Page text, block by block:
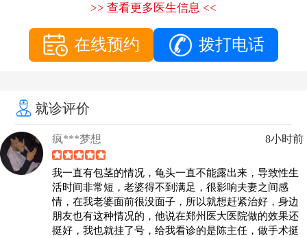
>> 查看更多医生信息 <<
在线预约 拨打电话
就诊评价
疯***梦想 8小时前
我一直有包茎的情况，龟头一直不能露出来，导致性生
活时间非常短，老婆得不到满足，很影响夫妻之间感
情，在我老婆面前很没面子，所以就想赶紧治好，身边
朋友也有这种情况的，他说在郑州医大医院做的效果还
挺好，我也就挂了号，给我看诊的是陈主任，做手术挺